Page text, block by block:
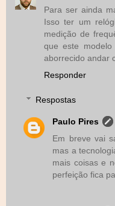
Para ser ainda
Isso ter um
medição de
que este
aborrecido andar
Responder
Respostas
Paulo Pires
Em breve vai
mas a
mais coisas e
perfeição fica